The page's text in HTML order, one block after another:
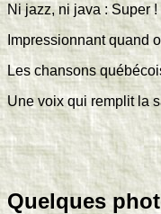
Ni jazz, ni java : Super !
Impressionnant quand
Les chansons
Une voix qui remplit la
Quelques